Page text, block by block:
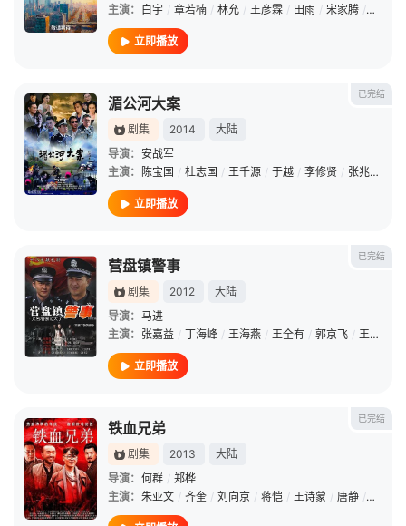
主演： 白宇 / 章若楠 / 林允 / 王彦霖 / 田雨 / 宋家腾 / 曹征
立即播放
已完结
湄公河大案
剧集 2014
大陆
导演： 安战军
主演：
陈宝国 / 杜志国 / 王千源 / 于越 / 李修贤 / 张兆辉
立即播放
已完结
营盘镇警事
剧集 2012
大陆
导演： 马进
主演： 张嘉益 / 丁海峰 / 王海燕 / 王全有 / 郭京飞 / 王笛
立即播放
已完结
铁血兄弟
剧集 2013
大陆
导演： 何群 / 郑桦
主演： 朱亚文 / 齐奎 / 刘向京 / 蒋恺 / 王诗蒙 / 唐静 / 巩汉林